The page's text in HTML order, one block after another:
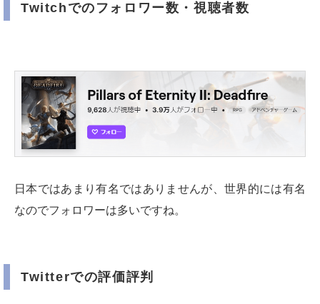
Twitchでのフォロワー数・視聴者数
日本ではあまり有名ではありませんが、世界的には有名
なのでフォロワーは多いですね。
Twitterでの評価評判